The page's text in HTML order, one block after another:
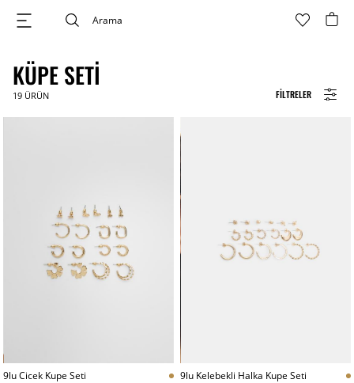
FILTRELER
KÜPE SETI
19 ÜRÜN
9lu Cicek Kupe Seti
9lu Kelebekli Halka Kupe Seti